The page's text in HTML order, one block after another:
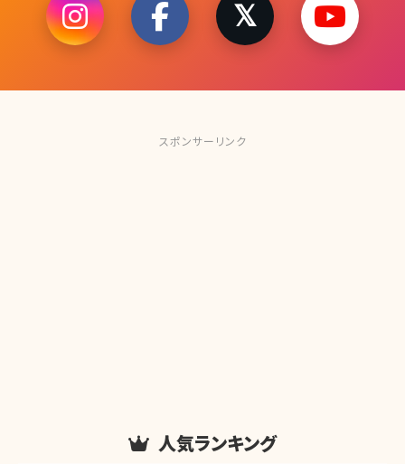
スポンサーリンク
人気ランキング